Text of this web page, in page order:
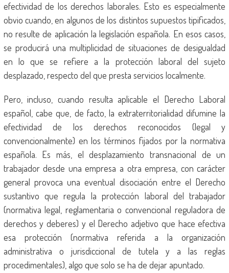
efectividad de los derechos laborales. Esto es especialmente
obvio cuando, en algunos de los distintos supuestos tipificados,
no resulte de aplicación la legislación española. En esos casos,
se producirá una multiplicidad de situaciones de desigualdad
en lo que se refiere a la protección laboral del sujeto
desplazado, respecto del que presta servicios localmente.
Pero, incluso, cuando resulta aplicable el Derecho Laboral
español, cabe que, de facto, la extraterritorialidad difumine la
efectividad de los derechos reconocidos (legal y
convencionalmente) en los términos fijados por la normativa
española. Es más, el desplazamiento transnacional de un
trabajador desde una empresa a otra empresa, con carácter
general provoca una eventual disociación entre el Derecho
sustantivo que regula la protección laboral del trabajador
(normativa legal, reglamentaria o convencional reguladora de
derechos y deberes) y el Derecho adjetivo que hace efectiva
esa protección (normativa referida a la organización
administrativa o jurisdiccional de tutela y a las reglas
procedimentales), algo que solo se ha de dejar apuntado.